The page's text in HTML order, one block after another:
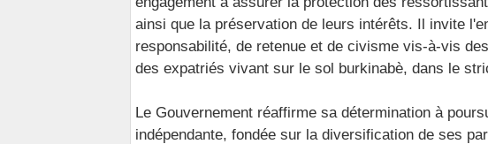
ainsi que la préservation de leurs intérêts. Il invite
responsabilité, de retenue et de civisme vis-à-vis
des expatriés vivant sur le sol burkinabè, dans le
Le Gouvernement réaffirme sa détermination à
indépendante, fondée sur la diversification de ses